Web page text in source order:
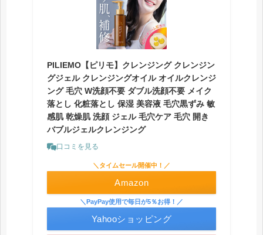
PILIEMO【ピリモ】クレンジング クレンジン
グジェル クレンジングオイル オイルクレンジ
ング 毛穴 W洗顔不要 ダブル洗顔不要 メイク
落とし 化粧落とし 保湿 美容液 毛穴黒ずみ 敏
感肌 乾燥肌 洗顔 ジェル 毛穴ケア 毛穴 開き
バブルジェルクレンジング
口コミを見る
＼タイムセール開催中！／
Amazon
＼PayPay使用で毎日が5％お得！／
Yahooショッピング